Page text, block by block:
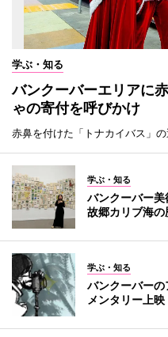
学ぶ・知る
バンクーバーエリアに
ゃの寄付を呼びかけ
赤鼻を付けた「トナカイバス」の
学ぶ・知る
バンクーバー
故郷カリブ海の
学ぶ・知る
バンクーバー
メンタリー上映